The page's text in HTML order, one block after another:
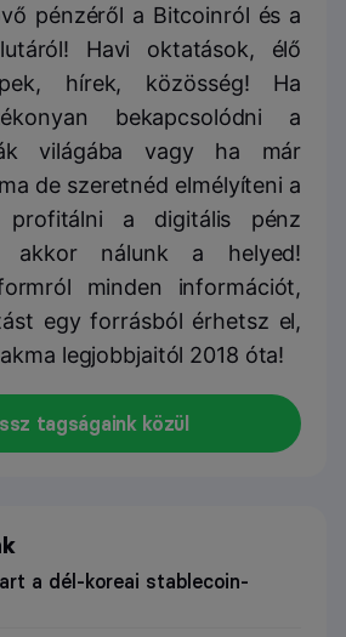
pénzéről a Bitcoinról és a
Havi oktatások, élő
hírek, közösség! Ha
bekapcsolódni a
világába vagy ha már
de szeretnéd elmélyíteni a
profitálni a digitális pénz
akkor nálunk a helyed!
minden információt,
egy forrásból érhetsz el,
legjobbjaitól 2018 óta!
tagságaink közül
a dél-koreai stablecoin-